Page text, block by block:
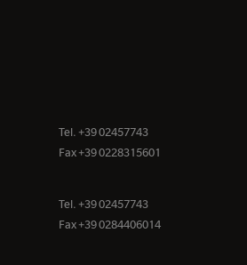
Tel. +39 02457743
Fax +39 0228315601
Tel. +39 02457743
Fax +39 0284406014